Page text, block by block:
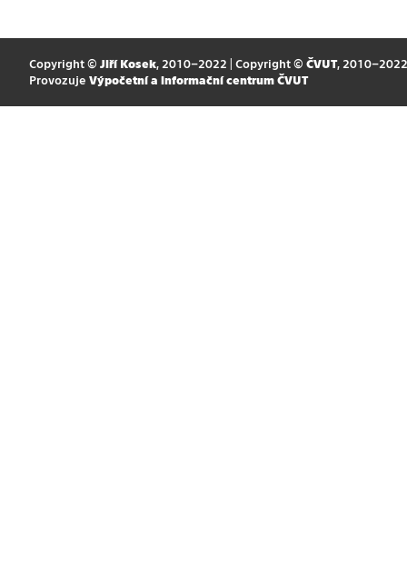
Copyright © Jiří Kosek, 2010–2022 | Copyright © ČVUT, 2010–2022
Provozuje Výpočetní a informační centrum ČVUT